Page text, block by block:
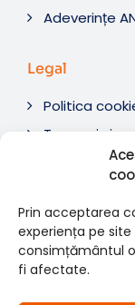
Prin acceptarea
experiența pe
consimțământul
fi afectate.
Adeverințe
Legal
Politica
Termeni si
Soluționare